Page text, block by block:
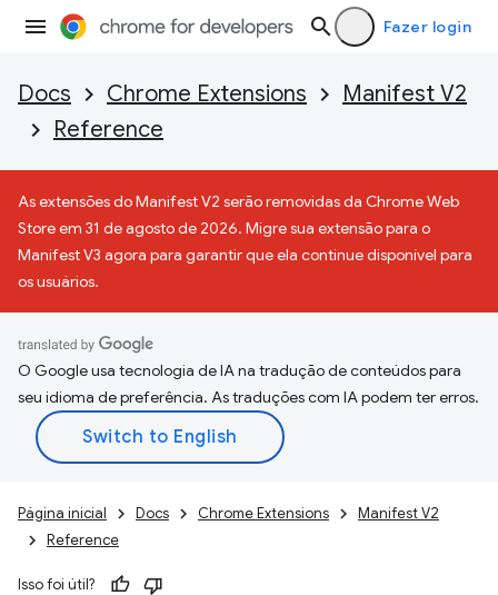
Fazer login
Docs Chrome Extensions
Manifest V2
Reference
As extensões do Manifest V2 serão removidas da Chrome Web
Store em 31 de agosto de 2026. Migre sua extensão para o
Manifest V3 agora para garantir que ela continue disponível para
os usuários.
O Google usa tecnologia de IA na tradução de conteúdos para
seu idioma de preferência. As traduções com IA podem ter erros.
Página inicial Docs Chrome Extensions
Manifest V2
Reference
Isso foi útil?